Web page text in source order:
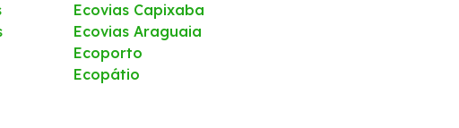
Ecovias Capixaba
Ecovias Araguaia
Ecoporto
Ecopátio